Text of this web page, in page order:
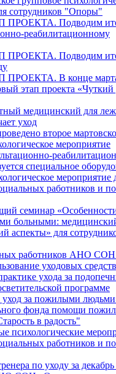
сотрудников "Опоры"
Подводим
реабилитационному
Подводим
В конце
этап проекта
медицинский для
уход
второе
мероприятие
специальное
мероприятие
работников и
семинар «Особенности
больными:
аспекты» для
работников АНО
уходовых
ухода за
программе
за пожилыми
фонда помощи
в радость"
психологические
работников и
по уходу за